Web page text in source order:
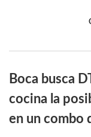
Boca busca
cocina la
en un combo